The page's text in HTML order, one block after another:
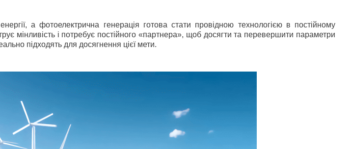
а фотоелектрична генерація готова стати провідною технологією в постійному
мінливість і потребує постійного «партнера», щоб досягти та перевершити параметри
підходять для досягнення цієї мети.